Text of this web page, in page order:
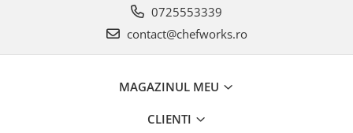
0725553339
contact@chefworks.ro
MAGAZINUL MEU
CLIENTI